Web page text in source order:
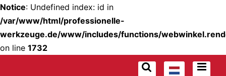
Notice: Undefined index: id in
/var/www/html/professionelle-
werkzeuge.de/www/includes/functions/
on line 1732